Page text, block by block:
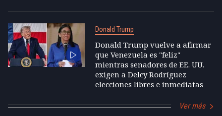
Donald Trump
Donald Trump vuelve a afirmar
que Venezuela es "feliz"
mientras senadores de EE. UU.
exigen a Delcy Rodríguez
elecciones libres e inmediatas
Ver más